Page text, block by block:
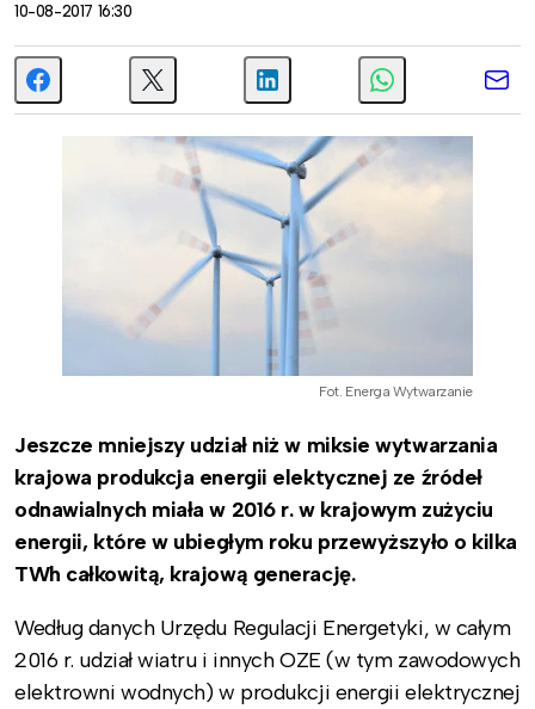
10-08-2017 16:30
Fot. Energa Wytwarzanie
Jeszcze mniejszy udział niż w miksie wytwarzania
krajowa produkcja energii elektycznej ze źródeł
odnawialnych miała w 2016 r. w krajowym zużyciu
energii, które w ubiegłym roku przewyższyło o kilka
TWh całkowitą, krajową generację.
Według danych Urzędu Regulacji Energetyki, w całym
2016 r. udział wiatru i innych OZE (w tym zawodowych
elektrowni wodnych) w produkcji energii elektrycznej